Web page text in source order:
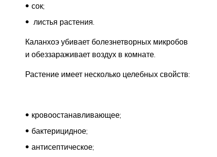
сок;
листья растения.
Каланхоэ убивает болезнетворных микробов
и обеззараживает воздух в комнате.
Растение имеет несколько целебных свойств:
кровоостанавливающее;
бактерицидное;
антисептическое;